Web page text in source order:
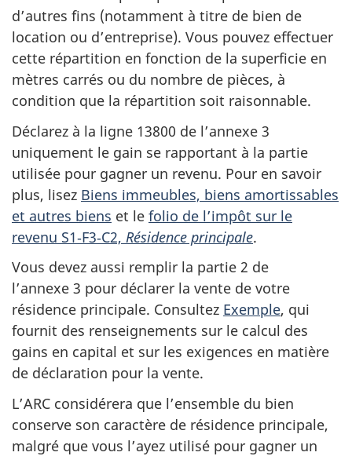
d’autres fins (notamment à titre de bien de
location ou d’entreprise). Vous pouvez effectuer
cette répartition en fonction de la superficie en
mètres carrés ou du nombre de pièces, à
condition que la répartition soit raisonnable.
Déclarez à la ligne 13800 de l’annexe 3
uniquement le gain se rapportant à la partie
utilisée pour gagner un revenu. Pour en savoir
plus, lisez Biens immeubles, biens amortissables
et autres biens et le folio de l’impôt sur le
revenu S1‑F3‑C2, Résidence principale.
Vous devez aussi remplir la partie 2 de
l’annexe 3 pour déclarer la vente de votre
résidence principale. Consultez Exemple, qui
fournit des renseignements sur le calcul des
gains en capital et sur les exigences en matière
de déclaration pour la vente.
L’ARC considérera que l’ensemble du bien
conserve son caractère de résidence principale,
malgré que vous l’ayez utilisé pour gagner un